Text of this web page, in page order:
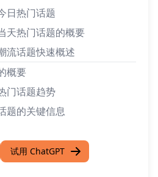
日热门话题
天热门话题的概要
流话题快速概述
概要
门话题趋势
题的关键信息
试用 ChatGPT